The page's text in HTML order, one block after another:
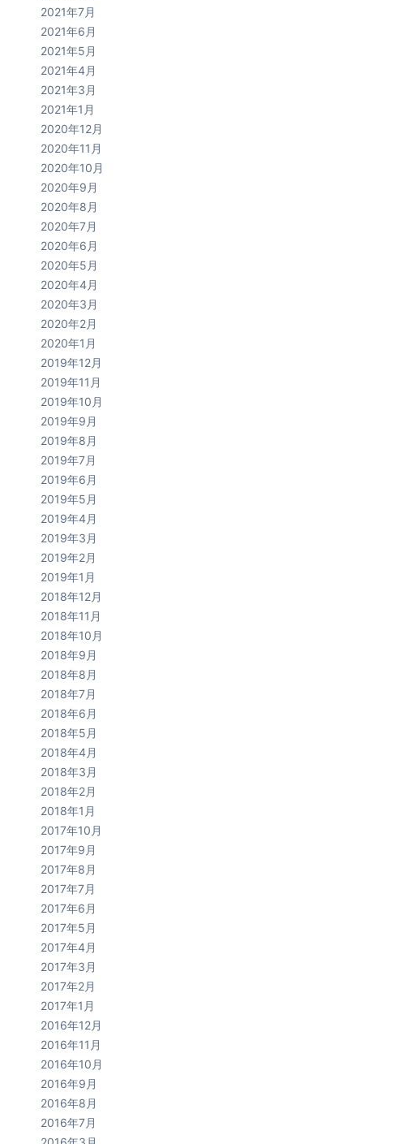
2021年7月
2021年6月
2021年5月
2021年4月
2021年3月
2021年1月
2020年12月
2020年11月
2020年10月
2020年9月
2020年8月
2020年7月
2020年6月
2020年5月
2020年4月
2020年3月
2020年2月
2020年1月
2019年12月
2019年11月
2019年10月
2019年9月
2019年8月
2019年7月
2019年6月
2019年5月
2019年4月
2019年3月
2019年2月
2019年1月
2018年12月
2018年11月
2018年10月
2018年9月
2018年8月
2018年7月
2018年6月
2018年5月
2018年4月
2018年3月
2018年2月
2018年1月
2017年10月
2017年9月
2017年8月
2017年7月
2017年6月
2017年5月
2017年4月
2017年3月
2017年2月
2017年1月
2016年12月
2016年11月
2016年10月
2016年9月
2016年8月
2016年7月